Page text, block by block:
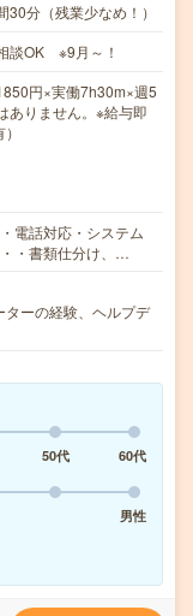
分（残業少なめ！）
談OK ※9月～！
円×実働7h30m×週5
ありません。※給与即
電話対応・システム
・書類仕分け、…
ターの経験、ヘルプデ
50代
60代
男性